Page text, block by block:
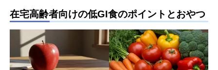
在宅高齢者向けの低GI食のポイントとおやつ